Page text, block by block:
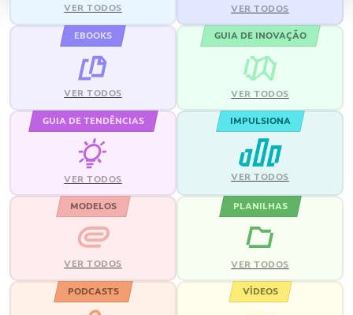
VER TODOS VER TODOS
EBOOKS
VER TODOS
GUIA DE INOVAÇÃO
VER TODOS
GUIA DE TENDÊNCIAS
VER TODOS
IMPULSIONA
VER TODOS
MODELOS
VER TODOS
PLANILHAS
VER TODOS
PODCASTS VÍDEOS